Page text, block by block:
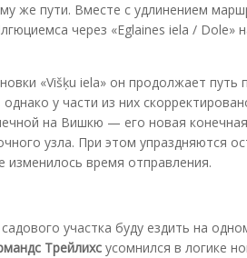
же пути. Вместе с удлинением
через «Eglaines iela / Dole»
«Višķu iela» он продолжает
у части из них
на Вишкю — его новая
узла. При этом упраздняются
изменилось время отправления.
участка буду ездить на
Трейлихс усомнился в логике